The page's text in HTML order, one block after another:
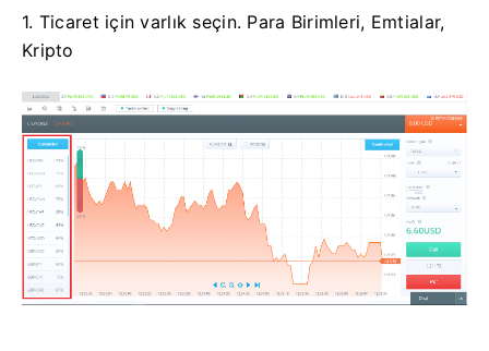
1. Ticaret için varlık seçin. Para Birimleri, Emtialar,
Kripto